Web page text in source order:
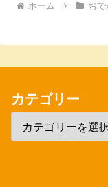
ホーム おで
カテゴリー